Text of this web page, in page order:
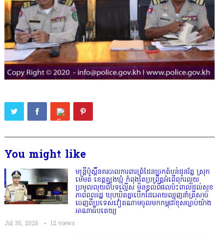
You might like
មន្ត្រីប៉ុស្តិ៍នគរបាលការពារព្រំដែនច្រកតំបន់ដូនរ័ត្ន ស្រុក
មេមត់ ខេត្តត្បូងឃ្មុំ កំពុងតែប្រព្រឹត្តអំពើពុករលួយ
ប្រមូលលុយពីបទល្មើស មិនខ្វល់ពីផលប៉ះពាល់ដល់សុខ
ភាពពលរដ្ឋ ឃុបឃិតគ្នាបើកដៃអោយឈ្មួញនាំត្រីសាច់
ចេញពីប្រទេសវៀតណាមចូលមកកម្ពុជាខុសច្បាប់យ៉ាង
អាណាធិបតេយ្យ
Jul 30, 2026 12views